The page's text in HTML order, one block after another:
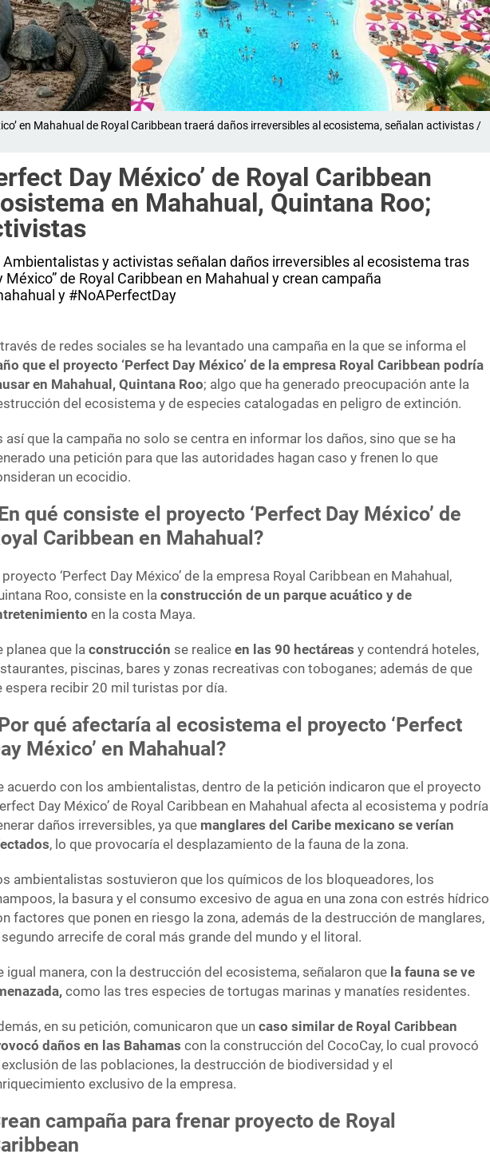
en Mahahual de Royal Caribbean traerá daños irreversibles al ecosistema, señalan activistas /
Day México’ de Royal Caribbean
en Mahahual, Quintana Roo;
Ambientalistas y activistas señalan daños irreversibles al ecosistema tras
México” de Royal Caribbean en Mahahual y crean campaña
y #NoAPerfectDay
de redes sociales se ha levantado una campaña en la que se informa el
que el proyecto ‘Perfect Day México’ de la empresa Royal Caribbean podría
en Mahahual, Quintana Roo; algo que ha generado preocupación ante la
del ecosistema y de especies catalogadas en peligro de extinción.
así que la campaña no solo se centra en informar los daños, sino que se ha
una petición para que las autoridades hagan caso y frenen lo que
un ecocidio.
qué consiste el proyecto ‘Perfect Day México’ de
Caribbean en Mahahual?
proyecto ‘Perfect Day México’ de la empresa Royal Caribbean en Mahahual,
Roo, consiste en laconstrucción de un parque acuático y de
en la costa Maya.
planea que laconstrucción se realiceen las 90 hectáreasy contendrá hoteles,
piscinas, bares y zonas recreativas con toboganes; además de que
espera recibir 20 mil turistas por día.
qué afectaría al ecosistema el proyecto ‘Perfect
México’ en Mahahual?
acuerdo con los ambientalistas, dentro de la petición indicaron que el proyecto
Day México’ de Royal Caribbean en Mahahual afecta al ecosistema y podría
daños irreversibles, ya que manglares del Caribe mexicano se verían
, lo que provocaría el desplazamiento de la fauna de la zona.
ambientalistas sostuvieron que los químicos de los bloqueadores, los
la basura y el consumo excesivo de agua en una zona con estrés hídrico
factores que ponen en riesgo la zona, además de la destrucción de manglares,
arrecife de coral más grande del mundo y el litoral.
igual manera, con la destrucción del ecosistema, señalaron que la fauna se ve
como las tres especies de tortugas marinas y manatíes residentes.
en su petición, comunicaron que uncaso similar de Royal Caribbean
daños en las Bahamas con la construcción del CocoCay, lo cual provocó
exclusión de las poblaciones, la destrucción de biodiversidad y el
exclusivo de la empresa.
campaña para frenar proyecto de Royal